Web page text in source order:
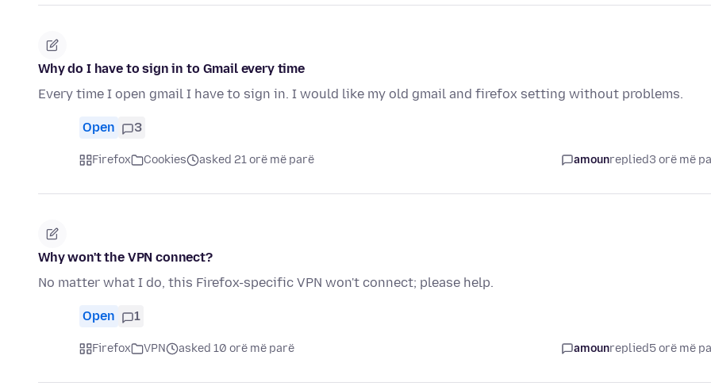
Why do I have to sign in to Gmail every time
Every time I open gmail I have to sign in. I would like my old gmail and firefox setting without problems.
Open 3
Firefox Cookies asked 21 orë më parë amounreplied3 orë më
Why won't the VPN connect?
No matter what I do, this Firefox-specific VPN won't connect; please help.
Open 1
Firefox VPN asked 10 orë më parë amounreplied5 orë më